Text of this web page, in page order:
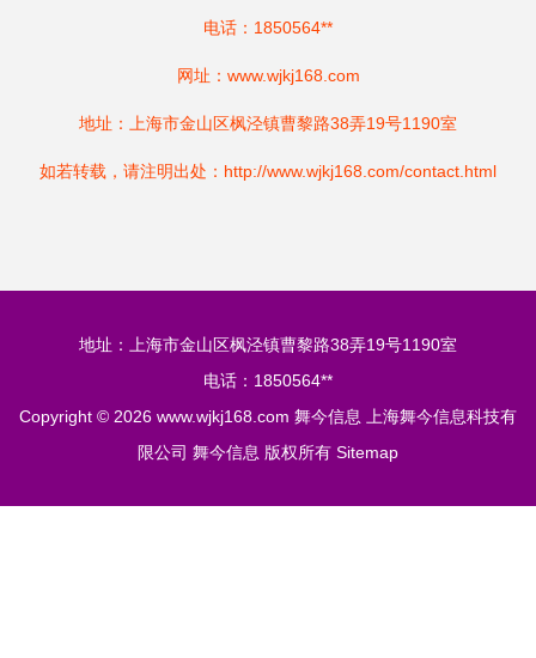
电话：1850564**
网址： www.wjkj168.com
地址：上海市金山区枫泾镇曹黎路38弄19号1190室
如若转载，请注明出处：http://www.wjkj168.com/contact.html
地址：上海市金山区枫泾镇曹黎路38弄19号1190室
电话：1850564**
Copyright © 2026 www.wjkj168.com 舞今信息
上海舞今信息科技有
限公司 舞今信息 版权所有 Sitemap